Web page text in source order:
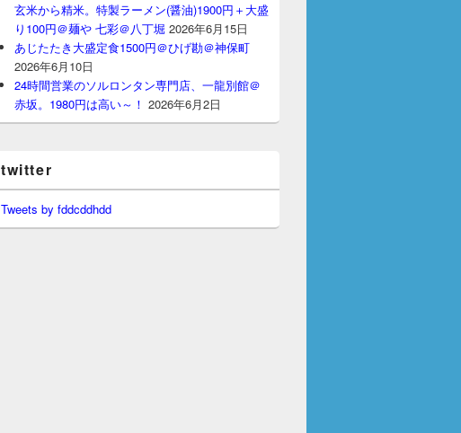
玄米から精米。特製ラーメン(醤油)1900円＋大盛
り100円＠麺や 七彩＠八丁堀 2026年6月15日
あじたたき大盛定食1500円＠ひげ勘＠神保町
2026年6月10日
24時間営業のソルロンタン専門店、一龍別館＠
赤坂。1980円は高い～！ 2026年6月2日
twitter
Tweets by fddcddhdd